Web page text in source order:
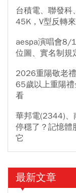
台積電、聯發
45K，V型反轉
aespa演唱會8/
位圖、實名制規
2026重陽敬老
65歲以上重陽
看
華邦電(2344)
停穩了？記憶體
它
最新文章